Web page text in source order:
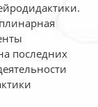
последних